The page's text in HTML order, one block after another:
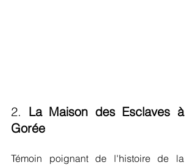
2. La Maison des Esclaves à
Gorée
Témoin poignant de l'histoire de la